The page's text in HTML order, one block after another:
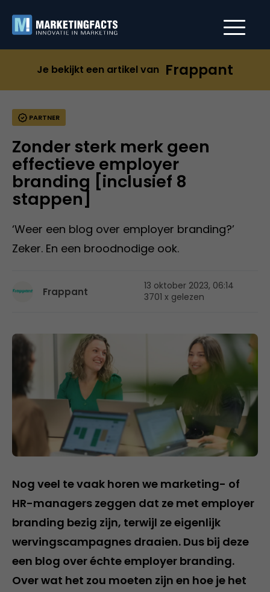
Je bekijkt een artikel van Frappant
PARTNER
Zonder sterk merk geen
effectieve employer
branding [inclusief 8
stappen]
‘Weer een blog over employer branding?’
Zeker. En een broodnodige ook.
Frappant
13 oktober 2023, 06:14
3701 x gelezen
Nog veel te vaak horen we marketing- of
HR-managers zeggen dat ze met employer
branding bezig zijn, terwijl ze eigenlijk
wervingscampagnes draaien. Dus bij deze
een blog over échte employer branding.
Over wat het zou moeten zijn en hoe je het